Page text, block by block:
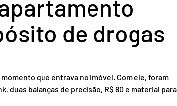
Meio Ambiente Tecnologia
de drogas
que entrava no imóvel. Com ele, foram
duas balanças de precisão, R$ 80 e material para